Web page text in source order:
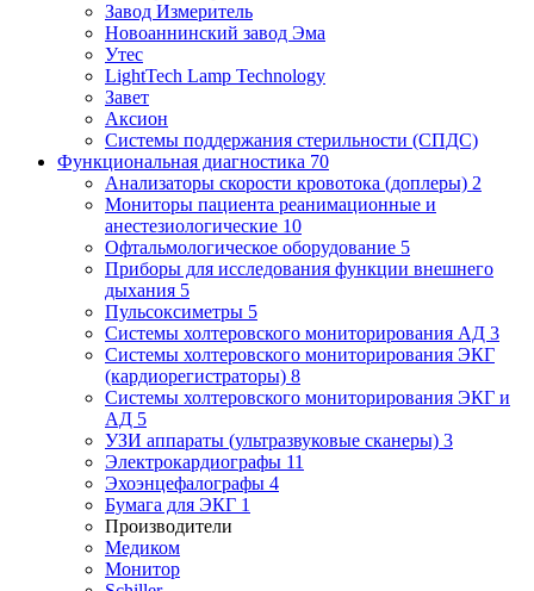
Завод Измеритель
Новоаннинский завод Эма
Утес
LightTech Lamp Technology
Завет
Аксион
Системы поддержания стерильности (СПДС)
Функциональная диагностика 70
Анализаторы скорости кровотока (доплеры) 2
Мониторы пациента реанимационные и
анестезиологические 10
Офтальмологическое оборудование 5
Приборы для исследования функции внешнего
дыхания 5
Пульсоксиметры 5
Системы холтеровского мониторирования АД 3
Системы холтеровского мониторирования ЭКГ
(кардиорегистраторы) 8
Системы холтеровского мониторирования ЭКГ и
АД 5
УЗИ аппараты (ультразвуковые сканеры) 3
Электрокардиографы 11
Эхоэнцефалографы 4
Бумага для ЭКГ 1
Производители
Медиком
Монитор